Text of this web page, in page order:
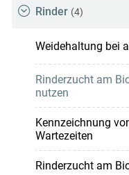
Rinder (4)
Weidehaltung bei
Rinderzucht am
nutzen
Kennzeichnung
Wartezeiten
Rinderzucht am